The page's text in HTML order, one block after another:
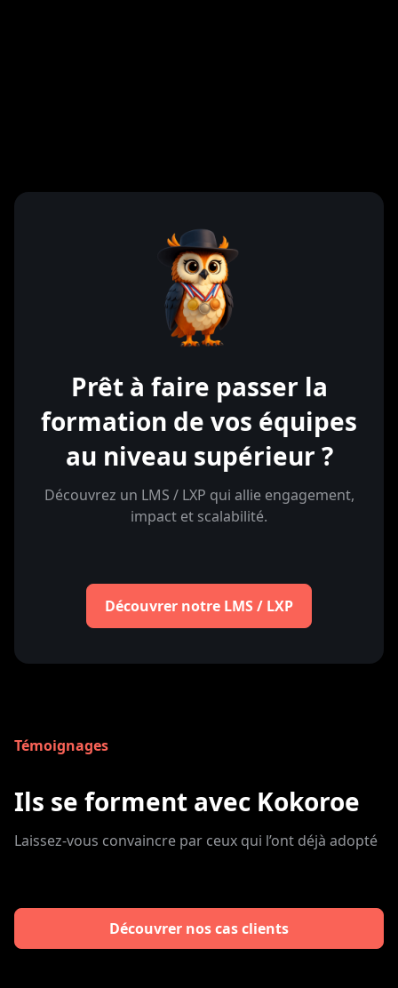
Prêt à faire passer la
formation de vos équipes
au niveau supérieur ?
Découvrez un LMS / LXP qui allie engagement,
impact et scalabilité.
Découvrer notre LMS / LXP
Témoignages
Ils se forment avec Kokoroe
Laissez-vous convaincre par ceux qui l’ont déjà adopté
Découvrer nos cas clients